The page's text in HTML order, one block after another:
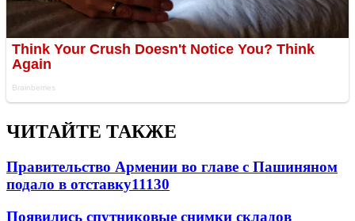
ЧИТАЙТЕ ТАКЖЕ
Правительство Армении во главе с Пашиняном
подало в отставку11130
Появились спутниковые снимки складов